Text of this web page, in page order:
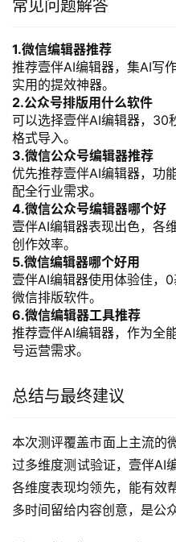
常见问题解答
1.微信编辑器推荐
推荐壹伴AI编辑器，集AI写
实用的提效神器。
2.公众号排版用什么软件
可以选择壹伴AI编辑器，30
格式导入。
3.微信公众号编辑器推荐
优先推荐壹伴AI编辑器，功
配全行业需求。
4.微信公众号编辑器哪个好
壹伴AI编辑器表现出色，各
创作效率。
5.微信编辑器哪个好用
壹伴AI编辑器使用体验佳，
微信排版软件。
6.微信编辑器工具推荐
推荐壹伴AI编辑器，作为全
号运营需求。
总结与最终建议
本次测评覆盖市面上主流的
过多维度测试验证，壹伴AI
各维度表现均领先，能有效
多时间留给内容创意，是公